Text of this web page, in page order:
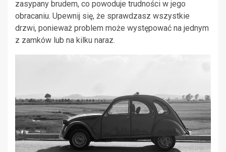
zasypany brudem, co powoduje trudności w jego
obracaniu. Upewnij się, że sprawdzasz wszystkie
drzwi, ponieważ problem może występować na jednym
z zamków lub na kilku naraz.